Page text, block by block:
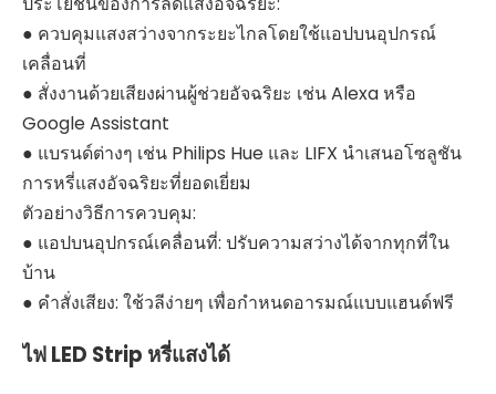
● ควบคุมแสงสว่างจากระยะไกลโดยใช้แอปบนอุปกรณ์
เคลื่อนที่
● สั่งงานด้วยเสียงผ่านผู้ช่วยอัจฉริยะ เช่น Alexa หรือ
Google Assistant
● แบรนด์ต่างๆ เช่น Philips Hue และ LIFX นำเสนอโซลูชัน
การหรี่แสงอัจฉริยะที่ยอดเยี่ยม
ตัวอย่างวิธีการควบคุม:
● แอปบนอุปกรณ์เคลื่อนที่: ปรับความสว่างได้จากทุกที่ใน
บ้าน
● คำสั่งเสียง: ใช้วลีง่ายๆ เพื่อกำหนดอารมณ์แบบแฮนด์ฟรี
ไฟ LED Strip หรี่แสงได้